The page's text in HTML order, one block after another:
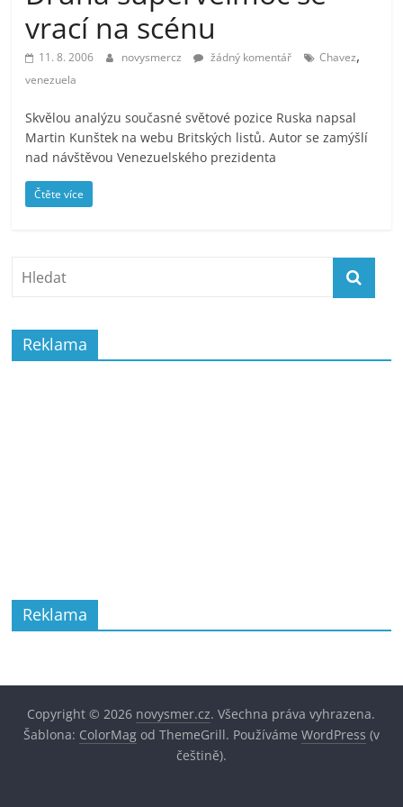
vrací na scénu
11. 8. 2006 novysmercz žádný komentář Chavez,
venezuela
Skvělou analýzu současné světové pozice Ruska napsal
Martin Kunštek na webu Britských listů. Autor se zamýšlí
nad návštěvou Venezuelského prezidenta
Čtěte více
Reklama
Reklama
Copyright © 2026 novysmer.cz. Všechna práva vyhrazena.
Šablona: ColorMagod ThemeGrill. Používáme WordPress (v
češtině).